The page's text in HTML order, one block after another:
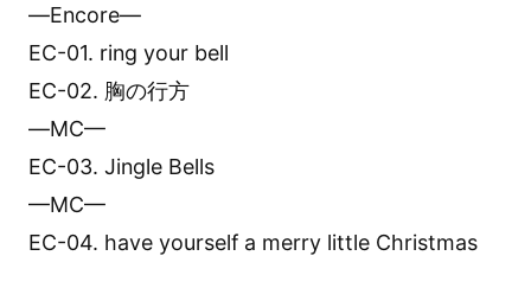
—Encore—
EC-01. ring your bell
EC-02. 胸の行方
—MC—
EC-03. Jingle Bells
—MC—
EC-04. have yourself a merry little Christmas